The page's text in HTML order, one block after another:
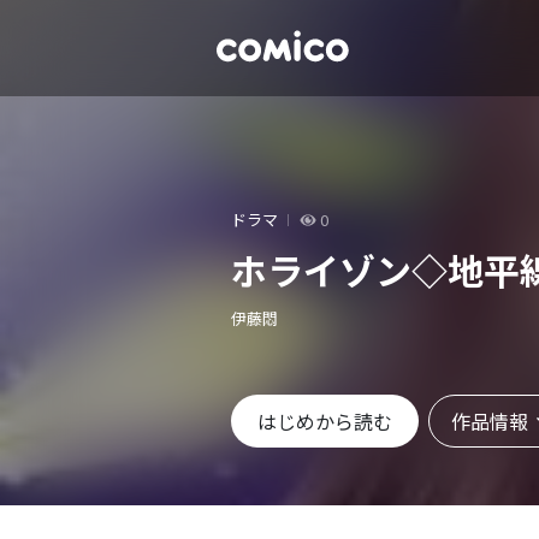
ドラマ 0
ホライゾン◇地平
伊藤悶
はじめから読む 作品情報